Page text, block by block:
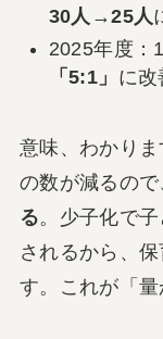
30人→25人
2025年度：
「5:1」 に
意味、わかり
の数が減るので
る。少子化で
されるから、
す。これが「量